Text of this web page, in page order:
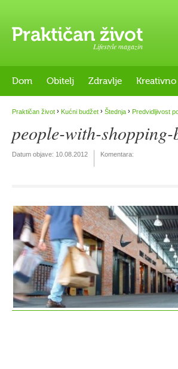
Lifestyle magazin
Dom Obitelj Zdravlje Kreativno
Praktičan život › Kućni budžet › Štednja › Predvidljivost
people-with-shopping-
Datum objave: 10.08.2012 Komentara: